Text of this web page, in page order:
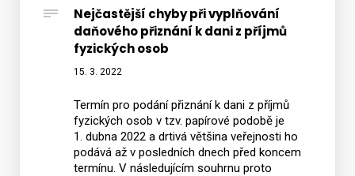
Nejčastější chyby při vyplňování
daňového přiznání k dani z příjmů
fyzických osob
15. 3. 2022
Termín pro podání přiznání k dani z příjmů
fyzických osob v tzv. papírové podobě je
1. dubna 2022 a drtivá většina veřejnosti ho
podává až v posledních dnech před koncem
termínu. V následujícím souhrnu proto